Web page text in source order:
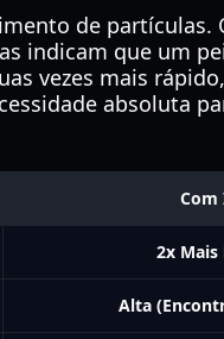
de partículas.
indicam que um
vezes mais
absoluta
Com
2x Mais
Alta